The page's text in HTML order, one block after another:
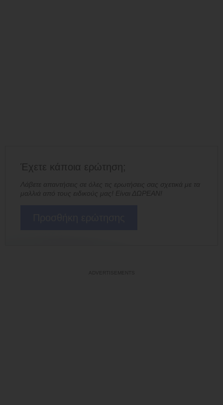
Έχετε κάποια ερώτηση;
Λάβετε απαντήσεις σε όλες τις ερωτήσεις σας σχετικά με τα
μαλλιά από τους ειδικούς μας! Είναι ΔΩΡΕΑΝ!